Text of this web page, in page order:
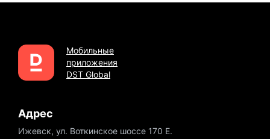
Мобильные
приложения
DST Global
Адрес
Ижевск, ул. Воткинское шоссе 170 Е.